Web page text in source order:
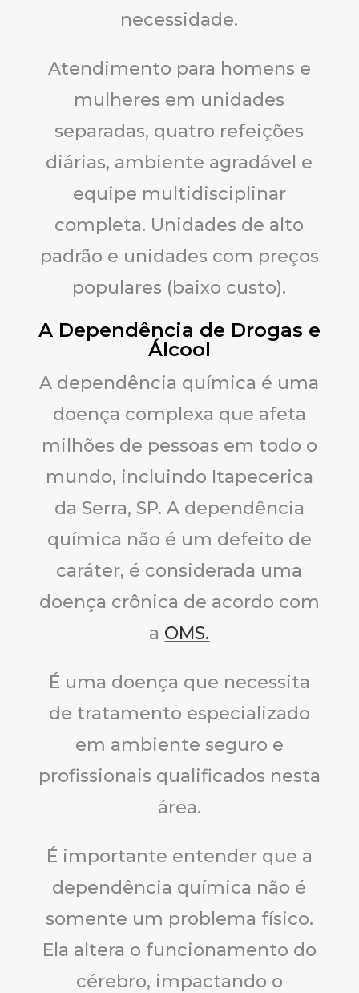
necessidade.
Atendimento para homens e
mulheres em unidades
separadas, quatro refeições
diárias, ambiente agradável e
equipe multidisciplinar
completa. Unidades de alto
padrão e unidades com preços
populares (baixo custo).
A Dependência de Drogas e
Álcool
A dependência química é uma
doença complexa que afeta
milhões de pessoas em todo o
mundo, incluindo Itapecerica
da Serra, SP. A dependência
química não é um defeito de
caráter, é considerada uma
doença crônica de acordo com
a OMS.
É uma doença que necessita
de tratamento especializado
em ambiente seguro e
profissionais qualificados nesta
área.
É importante entender que a
dependência química não é
somente um problema físico.
Ela altera o funcionamento do
cérebro, impactando o